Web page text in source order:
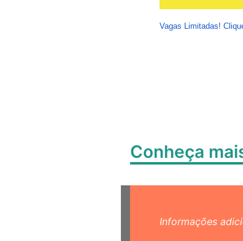
Vagas Limitadas!
Conheça
Informações